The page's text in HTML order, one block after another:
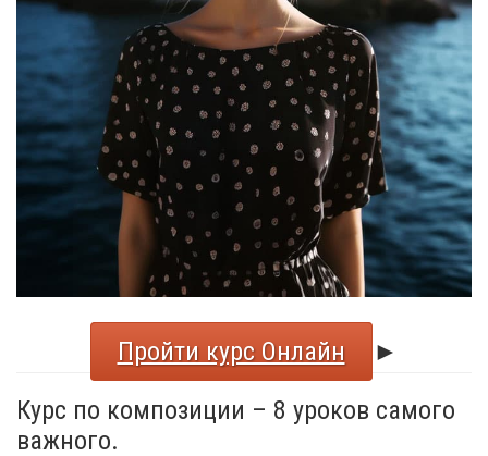
Пройти курс Онлайн
►
Курс по композиции – 8 уроков самого
важного.